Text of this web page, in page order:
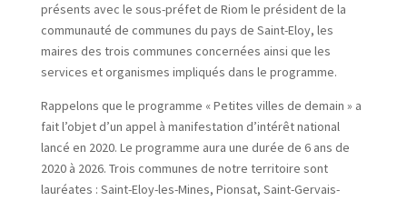
présents avec le sous-préfet de Riom le président de la
communauté de communes du pays de Saint-Eloy, les
maires des trois communes concernées ainsi que les
services et organismes impliqués dans le programme.
Rappelons que le programme « Petites villes de demain » a
fait l’objet d’un appel à manifestation d’intérêt national
lancé en 2020. Le programme aura une durée de 6 ans de
2020 à 2026. Trois communes de notre territoire sont
lauréates : Saint-Eloy-les-Mines, Pionsat, Saint-Gervais-